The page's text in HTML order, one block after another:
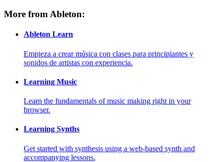
More from Ableton:
Ableton Learn
Empieza a crear música con clases para principiantes y
sonidos de artistas con experiencia.
Learning Music
Learn the fundamentals of music making right in your
browser.
Learning Synths
Get started with synthesis using a web-based synth and
accompanying lessons.